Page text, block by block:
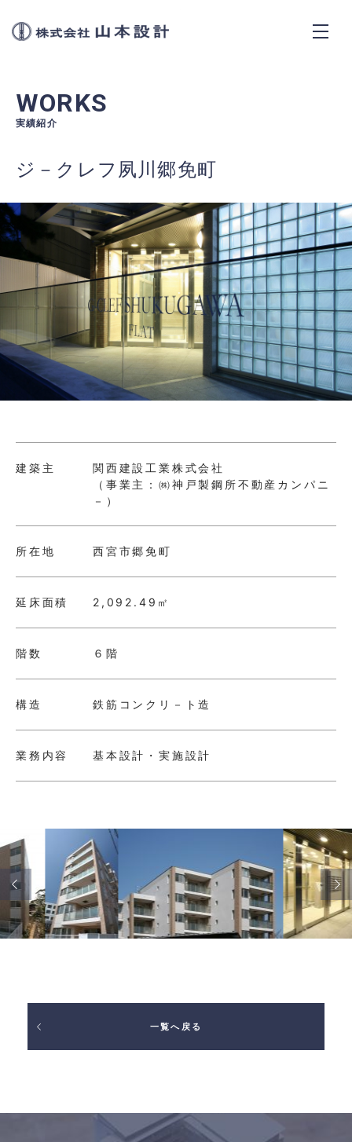
SERVICES
WORKS
NEWS
ABOUT
お問い合わせ
採用情報
WORKS
実績紹介
ジ－クレフ夙川郷免町
建築主
関西建設工業株式会社
（事業主：㈱神戸製鋼所不動産カンパニ
－）
所在地 西宮市郷免町
延床面積 2,092.49㎡
階数 ６階
構造 鉄筋コンクリ－ト造
業務内容 基本設計・実施設計
一覧へ戻る